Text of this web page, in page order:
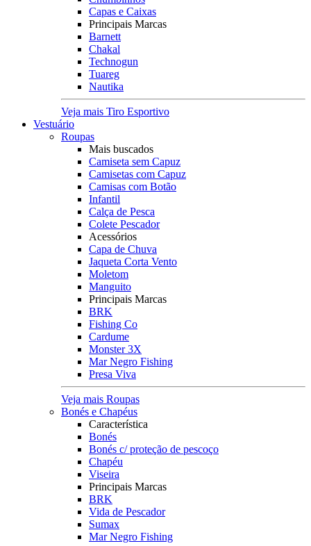
Capas e Caixas
Principais Marcas
Barnett
Chakal
Technogun
Tuareg
Nautika
Veja mais Tiro Esportivo
Vestuário
Roupas
Mais buscados
Camiseta sem Capuz
Camisetas com Capuz
Camisas com Botão
Infantil
Calça de Pesca
Colete Pescador
Acessórios
Capa de Chuva
Jaqueta Corta Vento
Moletom
Manguito
Principais Marcas
BRK
Fishing Co
Cardume
Monster 3X
Mar Negro Fishing
Presa Viva
Veja mais Roupas
Bonés e Chapéus
Característica
Bonés
Bonés c/ proteção de pescoço
Chapéu
Viseira
Principais Marcas
BRK
Vida de Pescador
Sumax
Mar Negro Fishing